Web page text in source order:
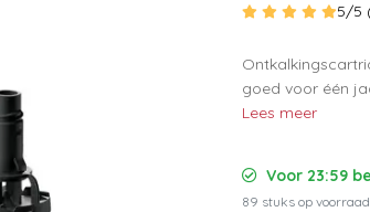
5/5
goed voor één
Lees meer
Voor 23:59
89 stuks op voorraad